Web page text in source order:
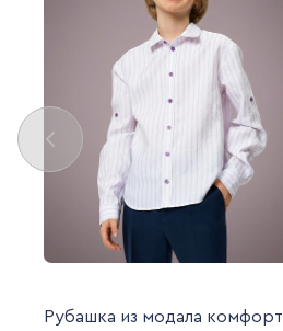
Рубашка из модала комфорт